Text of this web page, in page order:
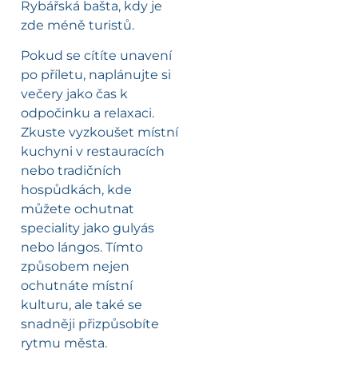
Rybářská bašta, kdy je
zde méně turistů.
Pokud se cítíte unavení
po příletu, naplánujte si
večery jako čas k
odpočinku a relaxaci.
Zkuste vyzkoušet místní
kuchyni v restauracích
nebo tradičních
hospůdkách, kde
můžete ochutnat
speciality jako gulyás
nebo lángos. Tímto
způsobem nejen
ochutnáte místní
kulturu, ale také se
snadněji přizpůsobíte
rytmu města.